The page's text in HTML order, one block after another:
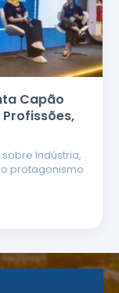
Capão
Indústria,
protagonismo